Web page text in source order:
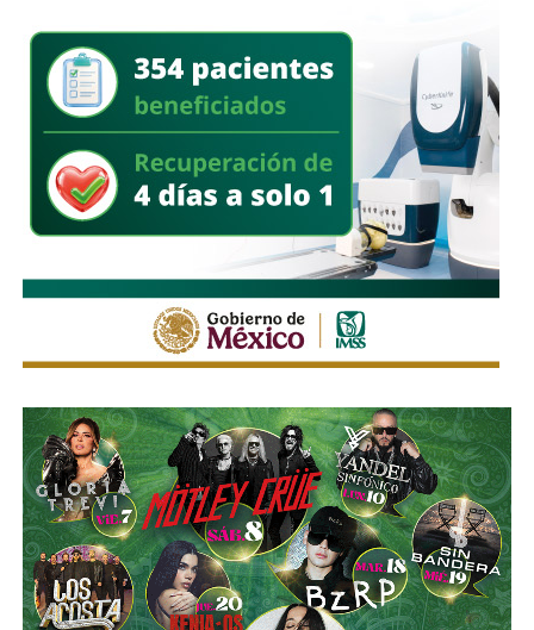
“Me retiro pleno y convencido de haber actuado al límite
de mis capacidades”, afirmó.
Agradece al PAN y a quienes lo acompañaron
En su despedida, Pedroza Gaitán dedicó buena parte de
su mensaje a agradecer a las personas que confiaron en él
durante su trayectoria, así como a los colaboradores con
También reconoció al PAN por las oportunidades que le
permitió tener para participar en la vida pública y servir
desde diferentes espacios a San Luis Potosí y al país.
“Me retiro con enorme gratitud con la Institución Política el
PAN, que me brindó la oportunidad de servir desde
diversas trincheras a mi Municipio, a mi Estado y a mi